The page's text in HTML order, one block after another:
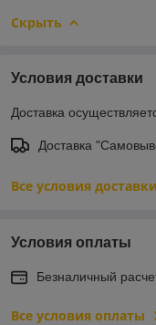
Скрыть
Условия доставки
Доставка
Доставка
Все условия доставки
Условия оплаты
Безналичный
Все условия оплаты